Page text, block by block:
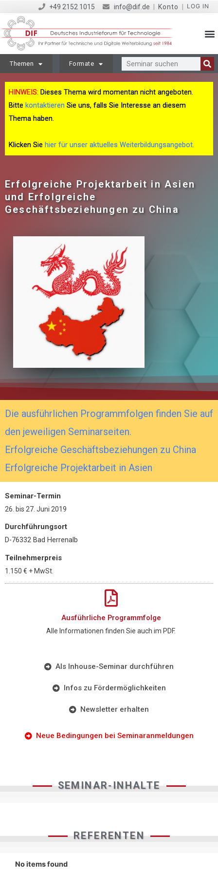
+49 2152 1015 info@dif.de Konto LOG IN
Themen Formate
HINWEIS: Dieses Thema wird momentan nicht angeboten.
Bitte kontaktieren Sie uns, falls Sie Interesse an diesem
Thema haben.
Klicken Sie hier für unser aktuelles Weiterbildungsangebot.
Erfolgreiche Projektarbeit in Asien
und Erfolgreiche
Geschäftsbeziehungen zu China
Die ausführlichen Programmfolgen finden Sie auf
den jeweiligen Seminarseiten.
Erfolgreiche Geschäftsbeziehungen zu China
Erfolgreiche Projektarbeit in Asien
Seminar-Termin
26. bis 27. Juni 2019
Durchführungsort
D-76332 Bad Herrenalb
Teilnehmerpreis
1.150 € + MwSt.
Ausführliche Programmfolge
Alle Informationen finden Sie auch im PDF.
Als Inhouse-Seminar durchführen
Infos zu Fördermöglichkeiten
Newsletter erhalten
Neue Bedingungen bei Seminaranmeldungen
SEMINAR-INHALTE
REFERENTEN
No items found